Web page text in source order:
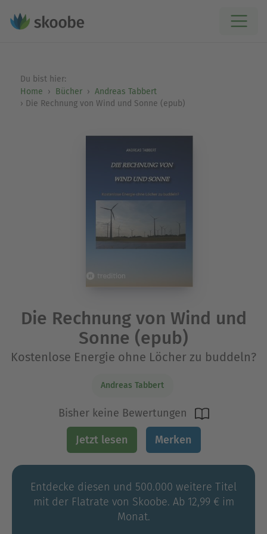
Du bist hier:
Home
Bücher
Andreas Tabbert
Die Rechnung von Wind und Sonne (epub)
Die Rechnung von Wind und
Sonne (epub)
Kostenlose Energie ohne Löcher zu buddeln?
Andreas Tabbert
Bisher keine Bewertungen
Jetzt lesen Merken
Entdecke diesen und 500.000 weitere Titel
mit der Flatrate von Skoobe. Ab 12,99 € im
Monat.